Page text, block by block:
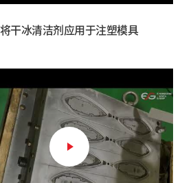
将干冰清洁剂应用于注塑模具